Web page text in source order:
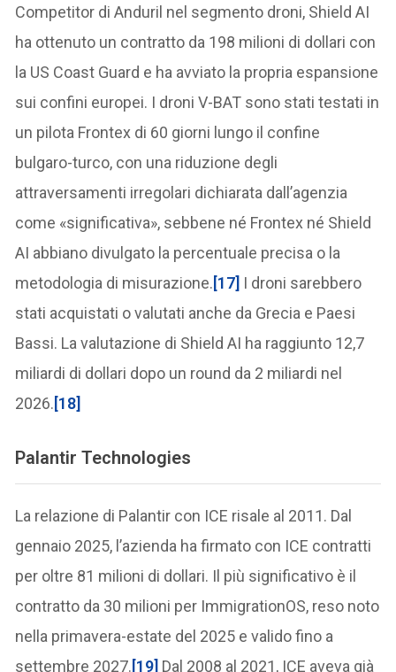
Competitor di Anduril nel segmento droni, Shield AI
ha ottenuto un contratto da 198 milioni di dollari con
la US Coast Guard e ha avviato la propria espansione
sui confini europei. I droni V-BAT sono stati testati in
un pilota Frontex di 60 giorni lungo il confine
bulgaro-turco, con una riduzione degli
attraversamenti irregolari dichiarata dall’agenzia
come «significativa», sebbene né Frontex né Shield
AI abbiano divulgato la percentuale precisa o la
metodologia di misurazione.[17] I droni sarebbero
stati acquistati o valutati anche da Grecia e Paesi
Bassi. La valutazione di Shield AI ha raggiunto 12,7
miliardi di dollari dopo un round da 2 miliardi nel
2026.[18]
Palantir Technologies
La relazione di Palantir con ICE risale al 2011. Dal
gennaio 2025, l’azienda ha firmato con ICE contratti
per oltre 81 milioni di dollari. Il più significativo è il
contratto da 30 milioni per ImmigrationOS, reso noto
nella primavera-estate del 2025 e valido fino a
settembre 2027.[19] Dal 2008 al 2021, ICE aveva già